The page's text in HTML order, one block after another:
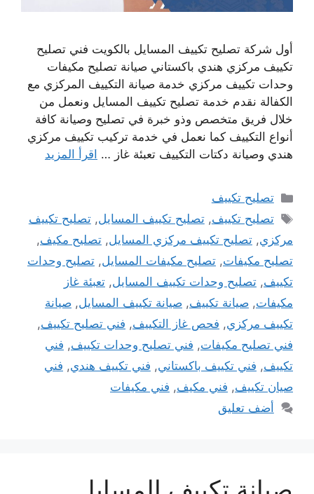
أول شركة تصليح تكييف المسايل بالكويت فني تصليح
تكييف مركزي هندي باكستاني صيانة تصليح مكيفات
وحدات تكييف مركزي خدمة صيانة التكييف المركزي مع
الكفالة نقدم خدمة تصليح تكييف المسايل ونعمل من
خلال فريق متخصص وذو خبرة في تصليح وصيانة كافة
أنواع التكييف كما نعمل في خدمة تركيب تكييف مركزي
هندي وصيانة دكتات التكييف تعبئة غاز … اقرأ المزيد
التصنيفات
تصليح تكييف
الوسوم
تصليح تكييف,تصليح تكييف المسايل,تصليح تكييف
مركزي, تصليح تكييف مركزي المسايل, تصليح مكيف,
تصليح مكيفات, تصليح مكيفات المسايل, تصليح وحدات
تكييف, تصليح وحدات تكييف المسايل, تعبئة غاز
مكيفات, صيانة تكييف, صيانة تكييف المسايل, صيانة
تكييف مركزي, فحص غاز التكييف, فني تصليح تكييف,
فني تصليح مكيفات, فني تصليح وحدات تكييف, فني
تكييف, فني تكييف باكستاني, فني تكييف هندي, فني
صيان تكييف, فني مكيف, فني مكيفات
أضف تعليق